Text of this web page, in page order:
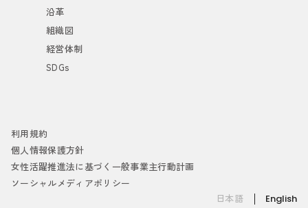
沿革
組織図
経営体制
SDGs
利用規約
個人情報保護方針
女性活躍推進法に基づく一般事業主行動計画
ソーシャルメディアポリシー
日本語
English